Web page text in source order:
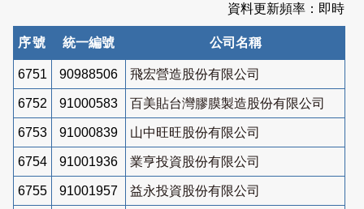
資料更新頻率：即時
序號 統一編號 公司名稱
6751 90988506 飛宏營造股份有限公司
6752 91000583 百美貼台灣膠膜製造股份有限公司
6753 91000839 山中旺旺股份有限公司
6754 91001936 業亨投資股份有限公司
6755 91001957 益永投資股份有限公司